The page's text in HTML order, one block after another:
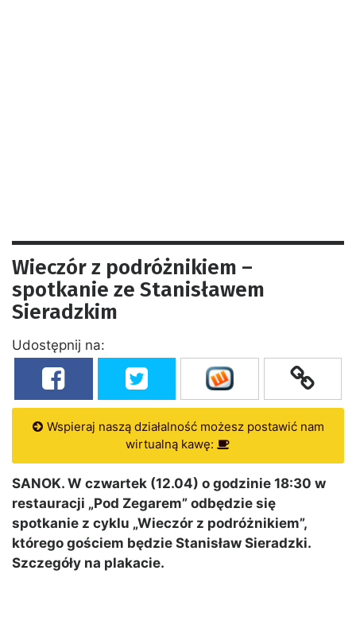
Wieczór z podróżnikiem –
spotkanie ze Stanisławem
Sieradzkim
Udostępnij na:
Wspieraj naszą działalność możesz postawić nam
wirtualną kawę:
SANOK. W czwartek (12.04) o godzinie 18:30 w
restauracji „Pod Zegarem” odbędzie się
spotkanie z cyklu „Wieczór z podróżnikiem”,
którego gościem będzie Stanisław Sieradzki.
Szczegóły na plakacie.